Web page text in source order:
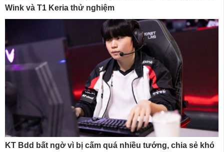
Wink và T1 Keria thử nghiệm
KT Bdd bất ngờ vì bị cấm quá nhiều tướng, chia sẻ khó